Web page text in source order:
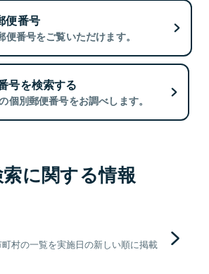
便番号
番号をご覧いただけます。
号を検索する
個別郵便番号をお調べします。
に関する情報
村の一覧を実施日の新しい順に掲載